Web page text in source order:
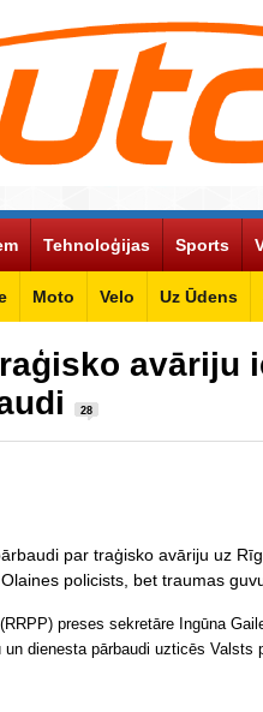
Moto Velo Uz Ūdens
Tehnoloģijas Sports
avāriju
28
par traģisko avāriju uz
policists, bet traumas
preses sekretāre Ingūna
dienesta pārbaudi uzticēs Valsts